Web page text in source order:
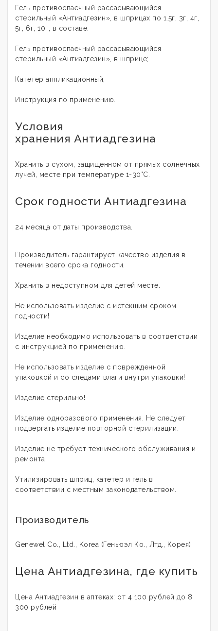
Гель противоспаечный рассасывающийся
стерильный «Антиадгезин», в шприцах по 1.5г, 3г, 4г,
5г, 6г, 10г, в составе:
Гель противоспаечный рассасывающийся
стерильный «Антиадгезин», в шприце;
Катетер аппликационный;
Инструкция по применению.
Условия
хранения Антиадгезина
Хранить в сухом, защищенном от прямых солнечных
лучей, месте при температуре 1-30°C.
Срок годности Антиадгезина
24 месяца от даты производства.
Производитель гарантирует качество изделия в
течении всего срока годности.
Хранить в недоступном для детей месте.
Не использовать изделие с истекшим сроком
годности!
Изделие необходимо использовать в соответствии
с инструкцией по применению.
Не использовать изделие с поврежденной
упаковкой и со следами влаги внутри упаковки!
Изделие стерильно!
Изделие одноразового применения. Не следует
подвергать изделие повторной стерилизации.
Изделие не требует технического обслуживания и
ремонта.
Утилизировать шприц, катетер и гель в
соответствии с местным законодательством.
Производитель
Genewel Co., Ltd., Korea (Геньюэл Ко., Лтд., Корея)
Цена Антиадгезина, где купить
Цена Антиадгезин в аптеках: от 4 100 рублей до 8
300 рублей